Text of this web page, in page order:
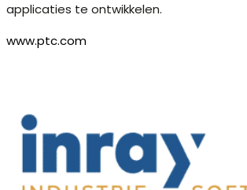
applicaties te ontwikkelen.
www.ptc.com